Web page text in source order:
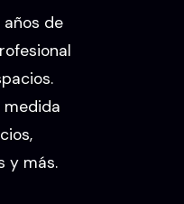
de
medida
y más.